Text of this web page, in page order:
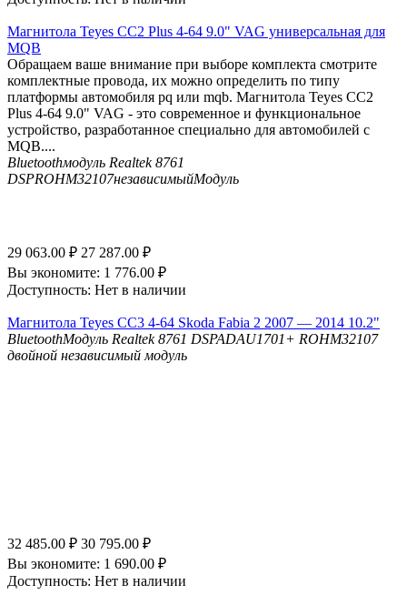
Магнитола Teyes CC2 Plus 4-64 9.0" VAG универсальная для
MQB
Обращаем ваше внимание при выборе комплекта смотрите
комплектные провода, их можно определить по типу
платформы автомобиля pq или mqb. Магнитола Teyes CC2
Plus 4-64 9.0" VAG - это современное и функциональное
устройство, разработанное специально для автомобилей с
MQB....
Bluetoothмодуль Realtek 8761
DSPROHM32107независимыйМодуль
29 063.00 ₽ 27 287.00 ₽
Вы экономите: 1 776.00 ₽
Доступность: Нет в наличии
Магнитола Teyes CC3 4-64 Skoda Fabia 2 2007 — 2014 10.2"
BluetoothМодуль Realtek 8761 DSPADAU1701+ ROHM32107
двойной независимый модуль
32 485.00 ₽ 30 795.00 ₽
Вы экономите: 1 690.00 ₽
Доступность: Нет в наличии